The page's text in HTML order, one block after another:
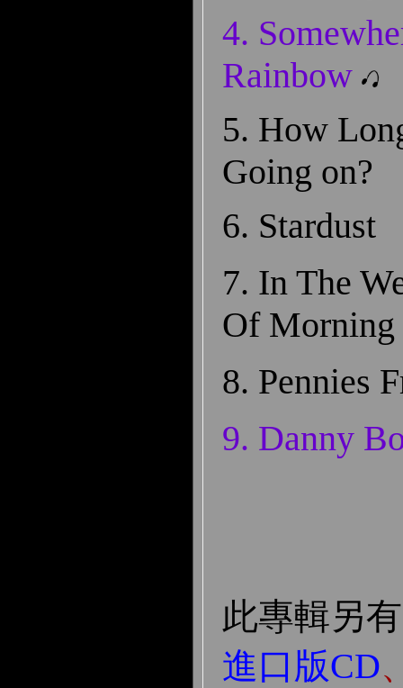
4.
Rainbow
5. How
Going o­n?
6. Stardust
7. In The
Of Morning
8. Pennies
9. Danny
此專輯另有
進口版CD